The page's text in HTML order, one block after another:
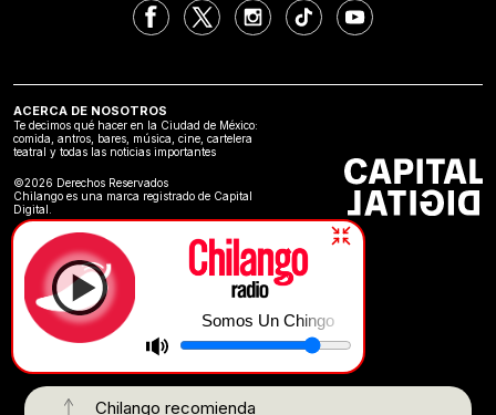
Somos Un Chingo
Chilango recomienda
ACERCA DE NOSOTROS
Te decimos qué hacer en la Ciudad de México:
comida, antros, bares, música, cine, cartelera
teatral y todas las noticias importantes
©2026 Derechos Reservados
Chilango es una marca registrado de Capital
Digital.